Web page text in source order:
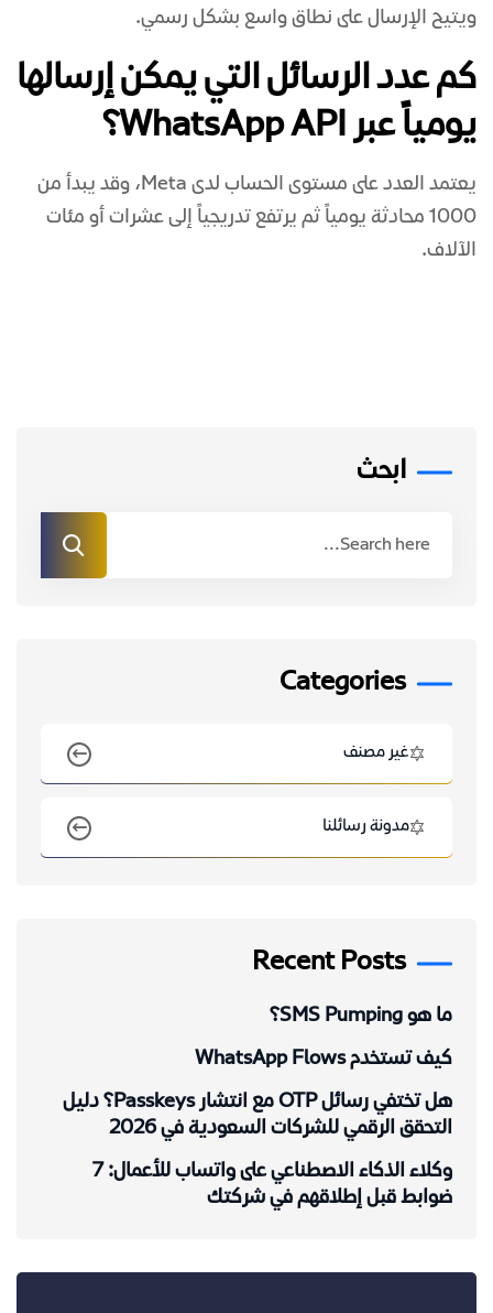
ويتيح الإرسال على نطاق واسع بشكل رسمي.
كم عدد الرسائل التي يمكن إرسالها
يومياً عبر WhatsApp API؟
يعتمد العدد على مستوى الحساب لدى Meta، وقد يبدأ من
1000 محادثة يومياً ثم يرتفع تدريجياً إلى عشرات أو مئات
الآلاف.
ابحث
Categories
غير مصنف
مدونة رسائلنا
Recent Posts
ما هو SMS Pumping؟
كيف تستخدم WhatsApp Flows
هل تختفي رسائل OTP مع انتشار Passkeys؟ دليل
التحقق الرقمي للشركات السعودية في 2026
وكلاء الذكاء الاصطناعي على واتساب للأعمال: 7
ضوابط قبل إطلاقهم في شركتك